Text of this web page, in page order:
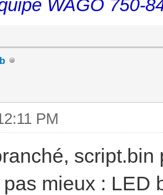
WAGO 750-
PM
mieux : LED